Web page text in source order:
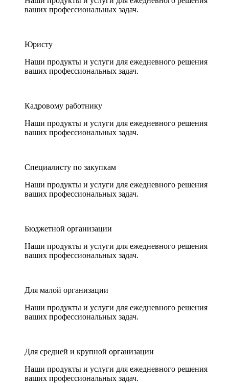
ваших профессиональных задач.
Юристу
Наши продукты и услуги для ежедневного решения
ваших профессиональных задач.
Кадровому работнику
Наши продукты и услуги для ежедневного решения
ваших профессиональных задач.
Специалисту по закупкам
Наши продукты и услуги для ежедневного решения
ваших профессиональных задач.
Бюджетной организации
Наши продукты и услуги для ежедневного решения
ваших профессиональных задач.
Для малой организации
Наши продукты и услуги для ежедневного решения
ваших профессиональных задач.
Для средней и крупной организации
Наши продукты и услуги для ежедневного решения
ваших профессиональных задач.